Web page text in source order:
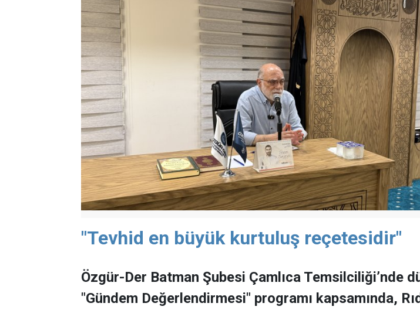
"Tevhid en büyük kurtuluş reçetesidir"
Özgür-Der Batman Şubesi Çamlıca Temsilciliği’nde
"Gündem Değerlendirmesi" programı kapsamında,